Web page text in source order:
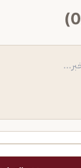
0
)